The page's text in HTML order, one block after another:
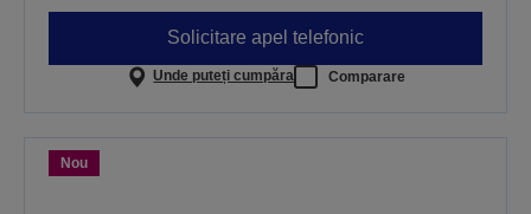
Solicitare apel telefonic
Unde puteți cumpăra Comparare
Nou